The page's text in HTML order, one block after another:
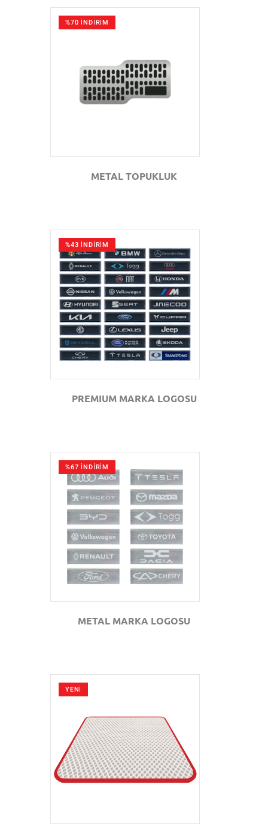
%70 İNDİRİM
GÖZAT
METAL TOPUKLUK
%43 İNDİRİM
GÖZAT
PREMIUM MARKA LOGOSU
%67 İNDİRİM
GÖZAT
METAL MARKA LOGOSU
YENİ
GÖZAT